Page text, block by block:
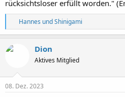
rücksichtsloser erfüllt worden."
R
e
a
n
e
Hannes undShinigami
Dion
Aktives Mitglied
08. Dez. 2023